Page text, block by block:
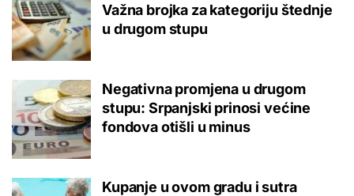
Važna brojka za kategoriju štednje
u drugom stupu
Negativna promjena u drugom
stupu: Srpanjski prinosi većine
fondova otišli u minus
Kupanje u ovom gradu i sutra